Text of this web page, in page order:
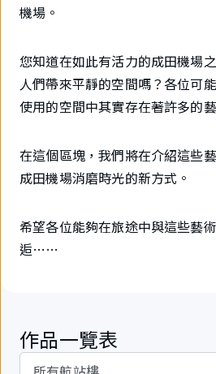
機場。
您知道在如此有活力的成田機場
人們帶來平靜的空間嗎？各位可
使用的空間中其實存在著許多的
在這個區塊，我們將在介紹這些
成田機場消磨時光的新方式。
希望各位能夠在旅途中與這些藝
逅……
作品一覽表